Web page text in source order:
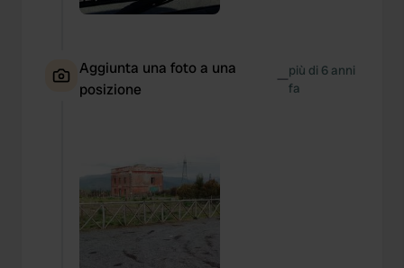
Aggiunta una foto a una
posizione
—più di 6 anni
fa